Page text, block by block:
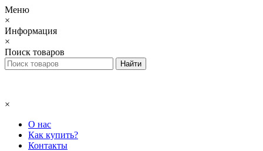
Меню
×
Информация
×
Поиск товаров
×
О нас
Как купить?
Контакты